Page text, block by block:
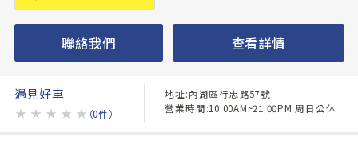
聯絡我們 查看詳情
遇見好車
★ ★ ★ ★ ★ （0件）
地址:內湖區行忠路57號
營業時間:10:00AM~21:00PM 周日公休